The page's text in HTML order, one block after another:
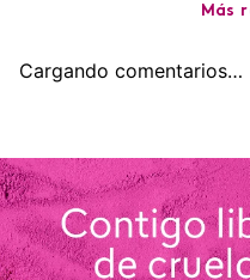
Más
Cargando comentarios…